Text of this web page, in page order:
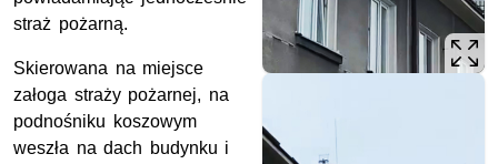
straż pożarną.
Skierowana na miejsce
załoga straży pożarnej, na
podnośniku koszowym
weszła na dach budynku i